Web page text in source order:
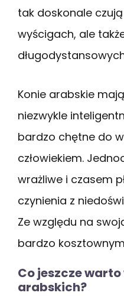
tak doskonale
wyścigach, ale
Konie arabskie
niezwykle
bardzo chętne do
człowiekiem.
wrażliwe i czasem
czynienia z
Ze względu na
bardzo
Co jeszcze
arabskich?